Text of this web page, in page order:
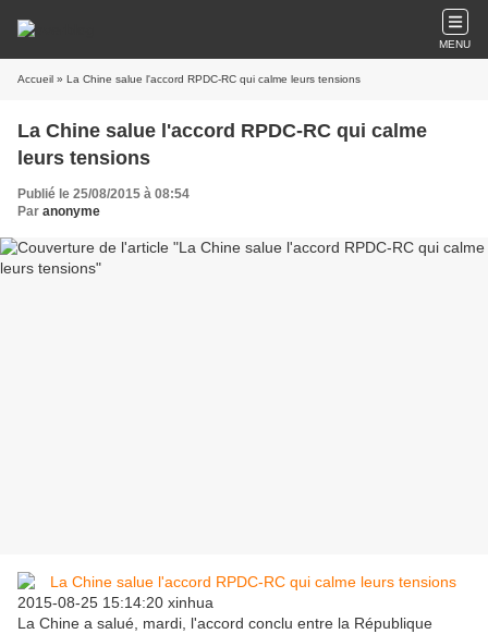
MENU
Accueil » La Chine salue l'accord RPDC-RC qui calme leurs tensions
La Chine salue l'accord RPDC-RC qui calme
leurs tensions
Publié le 25/08/2015 à 08:54
Par anonyme
2015-08-25 15:14:20 xinhua
La Chine a salué, mardi, l'accord conclu entre la République